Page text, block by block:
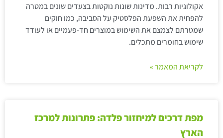
אקולוגיות רבות. מדינות שונות נוקטות בצעדים שונים במטרה
להפחית את השפעת הפלסטיק על הסביבה, כמו חוקים
שמטרתם לצמצם את השימוש במוצרים חד-פעמיים או לעודד
שימוש בחומרים מתכלים.
לקריאת המאמר »
מפת דרכים למיחזור פלדה: פתרונות למרכז
הארץ